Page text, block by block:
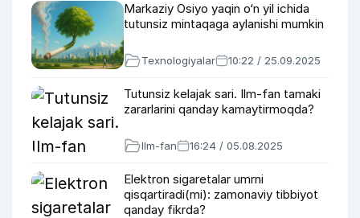
Markaziy Osiyo yaqin o‘n yil ichida
tutunsiz mintaqaga aylanishi mumkin
Texnologiyalar 10:22 / 25.09.2025
Tutunsiz kelajak sari. Ilm-fan tamaki
zararlarini qanday kamaytirmoqda?
Ilm-fan 16:24 / 05.08.2025
Elektron sigaretalar umrni
qisqartiradi(mi): zamonaviy tibbiyot
qanday fikrda?